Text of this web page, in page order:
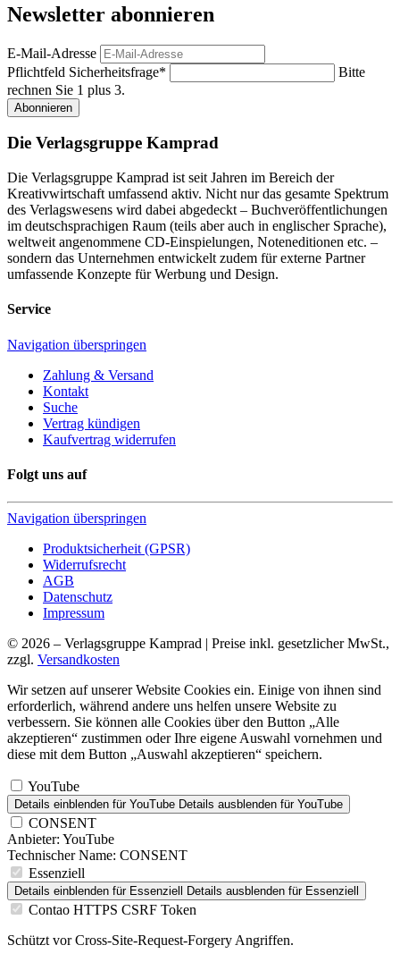
Newsletter abonnieren
E-Mail-Adresse
Pflichtfeld Sicherheitsfrage*
Bitte
rechnen Sie 1 plus 3.
Abonnieren
Die Verlagsgruppe Kamprad
Die Verlagsgruppe Kamprad ist seit Jahren im Bereich der
Kreativwirtschaft umfassend aktiv. Nicht nur das gesamte Spektrum
des Verlagswesens wird dabei abgedeckt – Buchveröffentlichungen
im deutschsprachigen Raum (teils aber auch in englischer Sprache),
weltweit angenommene CD-Einspielungen, Noteneditionen etc. –
sondern das Unternehmen entwickelt zudem für externe Partner
umfassende Konzepte für Werbung und Design.
Service
Navigation überspringen
Zahlung & Versand
Kontakt
Suche
Vertrag kündigen
Kaufvertrag widerrufen
Folgt uns auf
Navigation überspringen
Produktsicherheit (GPSR)
Widerrufsrecht
AGB
Datenschutz
Impressum
© 2026 – Verlagsgruppe Kamprad | Preise inkl. gesetzlicher MwSt.,
zzgl. Versandkosten
Wir setzen auf unserer Website Cookies ein. Einige von ihnen sind
erforderlich, während andere uns helfen unsere Website zu
verbessern. Sie können alle Cookies über den Button „Alle
akzeptieren“ zustimmen oder Ihre eigene Auswahl vornehmen und
diese mit dem Button „Auswahl akzeptieren“ speichern.
YouTube
Details einblenden für YouTube Details ausblenden für YouTube
CONSENT
Anbieter: YouTube
Technischer Name: CONSENT
Essenziell
Details einblenden für Essenziell Details ausblenden für Essenziell
Contao HTTPS CSRF Token
Schützt vor Cross-Site-Request-Forgery Angriffen.